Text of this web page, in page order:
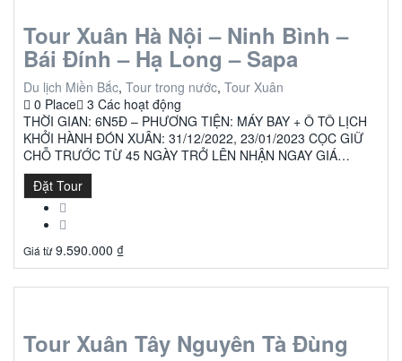
Tour Xuân Hà Nội – Ninh Bình –
Bái Đính – Hạ Long – Sapa
Du lịch Miền Bắc, Tour trong nước, Tour Xuân
0 Place 3 Các hoạt động
THỜI GIAN: 6N5Đ – PHƯƠNG TIỆN: MÁY BAY + Ô TÔ LỊCH
KHỞI HÀNH ĐÓN XUÂN: 31/12/2022, 23/01/2023 CỌC GIỮ
CHỖ TRƯỚC TỪ 45 NGÀY TRỞ LÊN NHẬN NGAY GIÁ…
Đặt Tour
Giá từ 9.590.000 ₫
Tour Xuân Tây Nguyên Tà Đùng